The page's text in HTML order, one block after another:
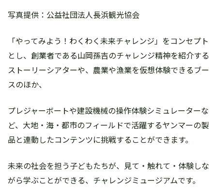
写真提供：公益社団法人長浜観光協会
「やってみよう！わくわく未来チャレンジ」をコンセプト
とし、創業者である山岡孫吉のチャレンジ精神を紹介する
ストーリーシアターや、農業や漁業を仮想体験できるブー
スのほか、
プレジャーボートや建設機械の操作体験シミュレーターな
ど、大地・海・都市のフィールドで活躍するヤンマーの製
品と連動したコンテンツに挑戦することができます。
未来の社会を担う子どもたちが、見て・触れて・体験しな
がら学ぶことができる、チャレンジミュージアムです。